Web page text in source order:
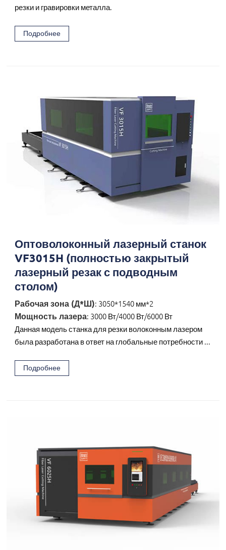
резки и гравировки металла.
Подробнее
Оптоволоконный лазерный станок
VF3015H (полностью закрытый
лазерный резак с подводным
столом)
Рабочая зона (Д*Ш): 3050*1540 мм*2
Мощность лазера: 3000 Вт/4000 Вт/6000 Вт
Данная модель станка для резки волоконным лазером
была разработана в ответ на глобальные потребности ...
Подробнее